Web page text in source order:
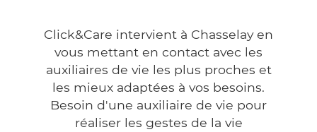
Click&Care intervient à Chasselay en
vous mettant en contact avec les
auxiliaires de vie les plus proches et
les mieux adaptées à vos besoins.
Besoin d'une auxiliaire de vie pour
réaliser les gestes de la vie